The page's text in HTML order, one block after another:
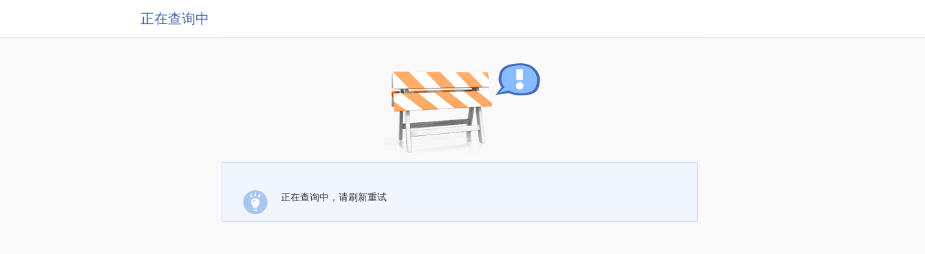
正在查询中
正在查询中，请刷新重试